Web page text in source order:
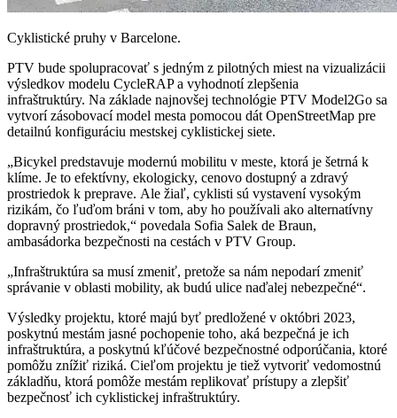
Cyklistické pruhy v Barcelone.
PTV bude spolupracovať s jedným z pilotných miest na vizualizácii
výsledkov modelu CycleRAP a vyhodnotí zlepšenia
infraštruktúry. Na základe najnovšej technológie PTV Model2Go sa
vytvorí zásobovací model mesta pomocou dát OpenStreetMap pre
detailnú konfiguráciu mestskej cyklistickej siete.
„Bicykel predstavuje modernú mobilitu v meste, ktorá je šetrná k
klíme. Je to efektívny, ekologicky, cenovo dostupný a zdravý
prostriedok k preprave. Ale žiaľ, cyklisti sú vystavení vysokým
rizikám, čo ľuďom bráni v tom, aby ho používali ako alternatívny
dopravný prostriedok,“ povedala Sofia Salek de Braun,
ambasádorka bezpečnosti na cestách v PTV Group.
„Infraštruktúra sa musí zmeniť, pretože sa nám nepodarí zmeniť
správanie v oblasti mobility, ak budú ulice naďalej nebezpečné“.
Výsledky projektu, ktoré majú byť predložené v októbri 2023,
poskytnú mestám jasné pochopenie toho, aká bezpečná je ich
infraštruktúra, a poskytnú kľúčové bezpečnostné odporúčania, ktoré
pomôžu znížiť riziká. Cieľom projektu je tiež vytvoriť vedomostnú
základňu, ktorá pomôže mestám replikovať prístupy a zlepšiť
bezpečnosť ich cyklistickej infraštruktúry.